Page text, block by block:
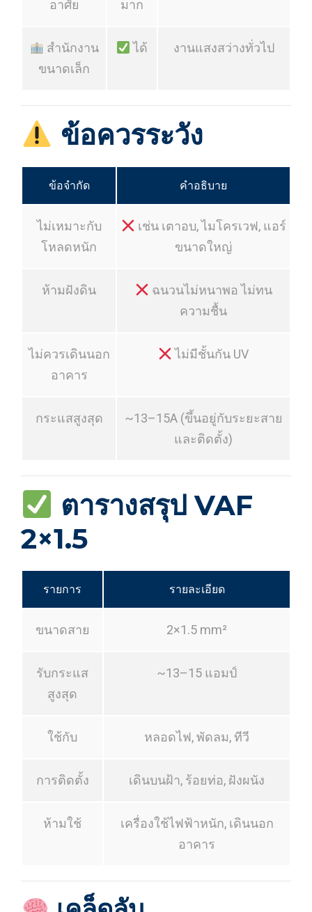
อาศัย มาก
สำนักงาน
ขนาดเล็ก
ได้ งานแสงสว่างทั่วไป
ข้อควรระวัง
ข้อจำกัด คำอธิบาย
ไม่เหมาะกับ
โหลดหนัก
เช่น เตาอบ, ไมโครเวฟ, แอร์
ขนาดใหญ่
ห้ามฝังดิน
ฉนวนไม่หนาพอ ไม่ทน
ความชื้น
ไม่ควรเดินนอก
อาคาร
ไม่มีชั้นกัน UV
กระแสสูงสุด
~13–15A (ขึ้นอยู่กับระยะสาย
และติดตั้ง)
ตารางสรุป VAF
2×1.5
รายการ รายละเอียด
ขนาดสาย 2×1.5 mm²
รับกระแส
สูงสุด
~13–15 แอมป์
ใช้กับ หลอดไฟ, พัดลม, ทีวี
การติดตั้ง เดินบนฝ้า, ร้อยท่อ, ฝังผนัง
ห้ามใช้
เครื่องใช้ไฟฟ้าหนัก, เดินนอก
อาคาร